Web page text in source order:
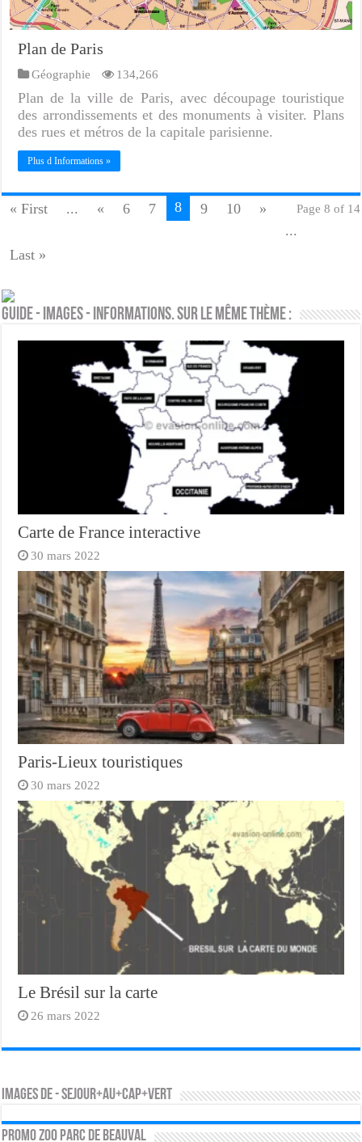
Plan de Paris
Géographie 134,266
Plan de la ville de Paris, avec découpage touristique
des arrondissements et des monuments à visiter. Plans
des rues et métros de la capitale parisienne.
Plus d Informations »
Page 8 of 14
« First ... « 6 7 8 9 10
»
...
Last »
Guide - Images - Informations. Sur le même thème :
Carte de France interactive
30 mars 2022
Paris-Lieux touristiques
30 mars 2022
Le Brésil sur la carte
26 mars 2022
Images de - sejour+au+cap+vert
PROMO ZOO PARC DE BEAUVAL